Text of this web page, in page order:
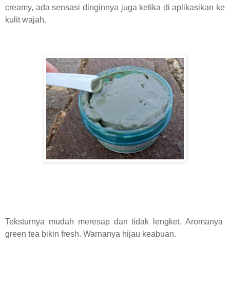
creamy, ada sensasi dinginnya juga ketika di aplikasikan ke
kulit wajah.
Teksturnya mudah meresap dan tidak lengket. Aromanya
green tea bikin fresh. Warnanya hijau keabuan.